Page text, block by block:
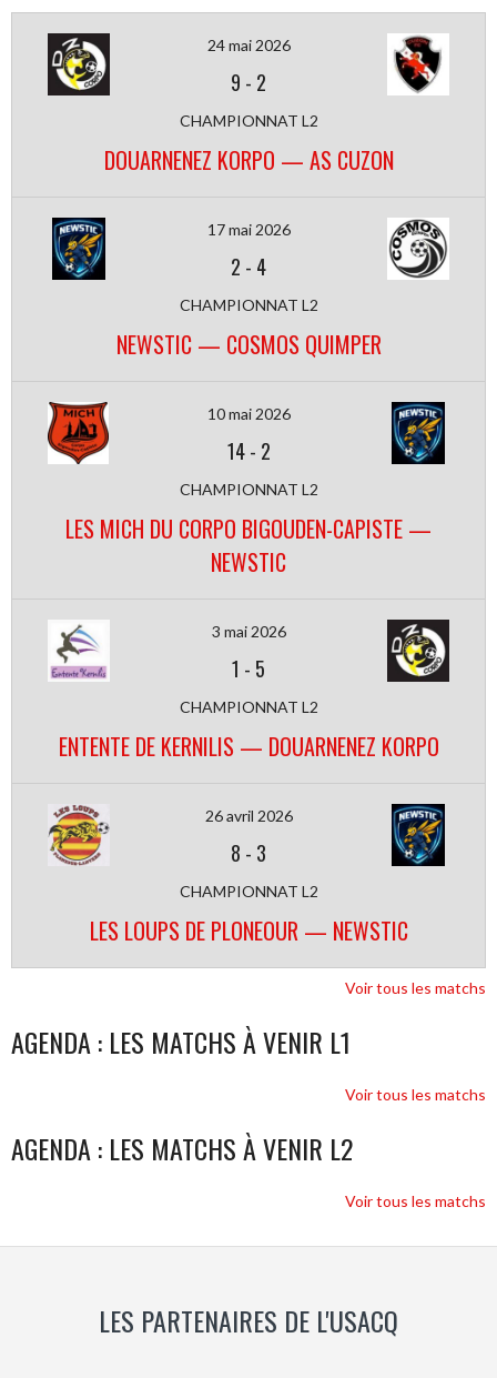
24 mai 2026
9 - 2
CHAMPIONNAT L2
DOUARNENEZ KORPO — AS CUZON
17 mai 2026
2 - 4
CHAMPIONNAT L2
NEWSTIC — COSMOS QUIMPER
10 mai 2026
14- 2
CHAMPIONNAT L2
LES MICH DU CORPO BIGOUDEN-CAPISTE —
NEWSTIC
3 mai 2026
1 - 5
CHAMPIONNAT L2
ENTENTE DE KERNILIS — DOUARNENEZ KORPO
26 avril 2026
8 - 3
CHAMPIONNAT L2
LES LOUPS DE PLONEOUR — NEWSTIC
Voir tous les matchs
AGENDA : LES MATCHS À VENIR L1
Voir tous les matchs
AGENDA : LES MATCHS À VENIR L2
Voir tous les matchs
LES PARTENAIRES DE L'USACQ